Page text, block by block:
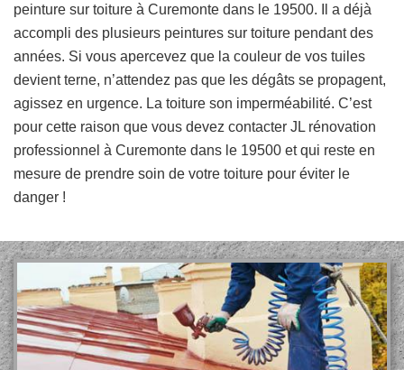
peinture sur toiture à Curemonte dans le 19500. Il a déjà
accompli des plusieurs peintures sur toiture pendant des
années. Si vous apercevez que la couleur de vos tuiles
devient terne, n’attendez pas que les dégâts se propagent,
agissez en urgence. La toiture son imperméabilité. C’est
pour cette raison que vous devez contacter JL rénovation
professionnel à Curemonte dans le 19500 et qui reste en
mesure de prendre soin de votre toiture pour éviter le
danger !